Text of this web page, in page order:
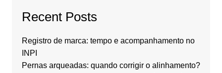
Recent Posts
Registro de marca: tempo e acompanhamento no
INPI
Pernas arqueadas: quando corrigir o alinhamento?